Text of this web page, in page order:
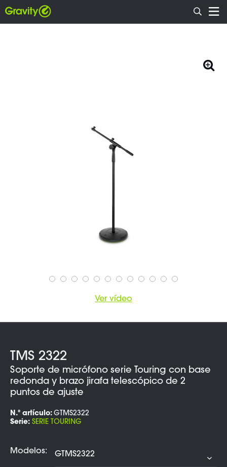
Ver vídeo
TMS 2322
Soporte de micrófono serie Touring con base
redonda y brazo jirafa telescópico de 2
puntos de ajuste
N.º artículo: GTMS2322
Serie: SERIE TOURING
Modelos: